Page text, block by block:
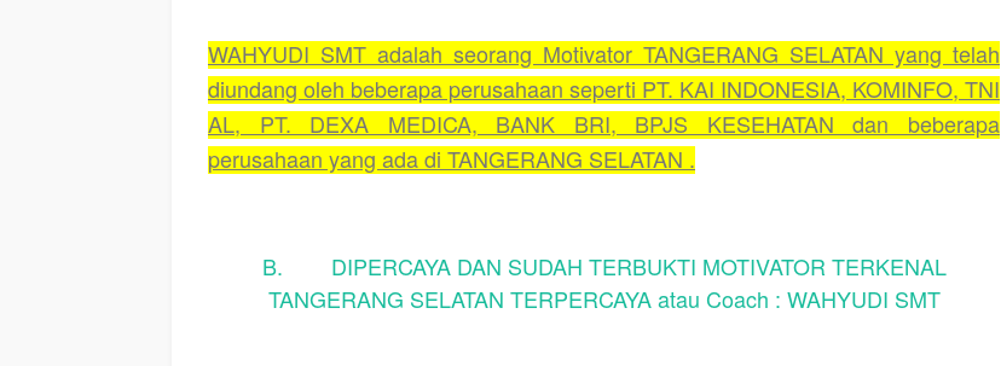
WAHYUDI SMT adalah seorang Motivator TANGERANG SELATAN yang telah
diundang oleh beberapa perusahaan seperti PT. KAI INDONESIA, KOMINFO, TNI
AL, PT. DEXA MEDICA, BANK BRI, BPJS KESEHATAN dan beberapa
perusahaan yang ada di TANGERANG SELATAN .
B. DIPERCAYA DAN SUDAH TERBUKTI MOTIVATOR TERKENAL
TANGERANG SELATAN TERPERCAYA atau Coach : WAHYUDI SMT